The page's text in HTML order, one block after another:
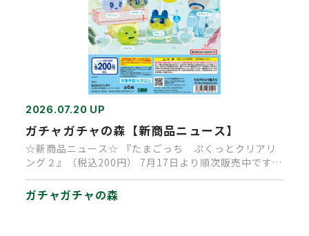
2026.07.20 UP
ガチャガチャの森【新商品ニュース】
☆新商品ニュース☆ 『たまごっち ぷくっとクリアリ
ング２』（税込200円） 7月17日より順次販売中です。
（再販商品です…
ガチャガチャの森